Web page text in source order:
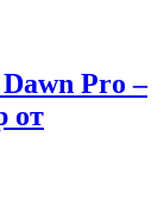
Pro –
от